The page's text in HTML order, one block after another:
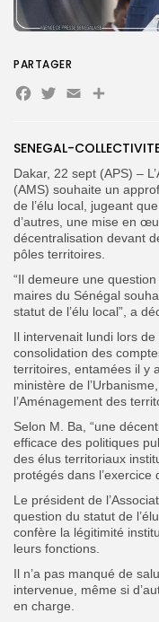
Search
for:
FR
SENEGAL-
Dakar, 22 sept (APS) –
(AMS) souhaite un
de l’élu local, jugeant
d’autres, une mise en
décentralisation devant
pôles territoires.
“Il demeure une
maires du Sénégal
statut de l’élu local”, a
Il intervenait lundi lors
consolidation des
territoires, entamées il y
ministère de
l’Aménagement des
Selon M. Ba, “une
efficace des politiques
des élus territoriaux
protégés dans l’exercice
Le président de
question du statut de
confère la légitimité
leurs fonctions.
Il n’a pas manqué de
intervenue, même si
en charge.
PARTAGER
Facebook
Twitter
Email